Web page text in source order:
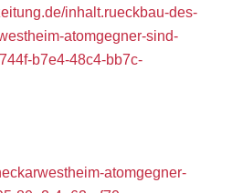
inhalt.rueckbau-des-
atomgegner-sind-
b7e4-48c4-bb7c-
atomgegner-